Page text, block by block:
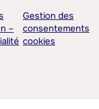
–
Gestion des
consentements
cookies